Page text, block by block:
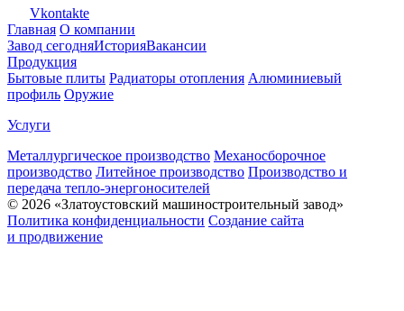
Vkontakte
Главная О компании
Завод сегодняИсторияВакансии
Продукция
Бытовые плиты Радиаторы отопления Алюминиевый
профиль Оружие
Услуги
Металлургическое производство Механосборочное
производство Литейное производство Производство и
передача тепло-энергоносителей
© 2026 «Златоустовский машиностроительный завод»
Политика конфиденциальности Создание сайта
и продвижение